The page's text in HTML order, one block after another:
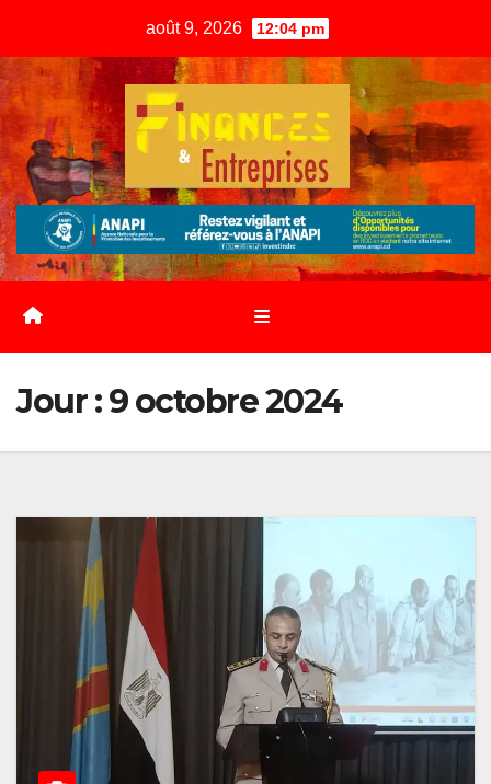
content
août 9, 2026 12:04 pm
Jour :9 octobre 2024